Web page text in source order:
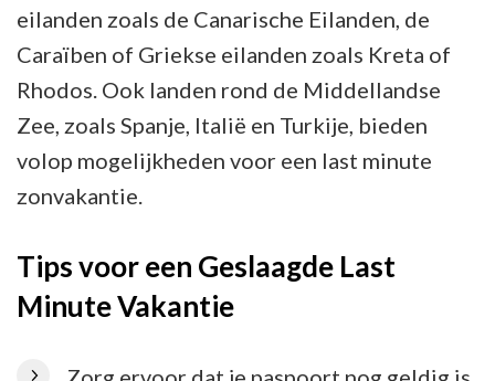
eilanden zoals de Canarische Eilanden, de
Caraïben of Griekse eilanden zoals Kreta of
Rhodos. Ook landen rond de Middellandse
Zee, zoals Spanje, Italië en Turkije, bieden
volop mogelijkheden voor een last minute
zonvakantie.
Tips voor een Geslaagde Last
Minute Vakantie